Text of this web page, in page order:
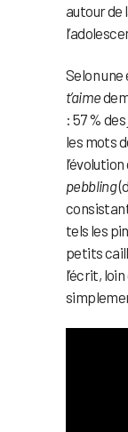
autour de
Selon
t’aime
: 57 %
les mots
pebbling
consistant
tels les
petits
l’écrit,